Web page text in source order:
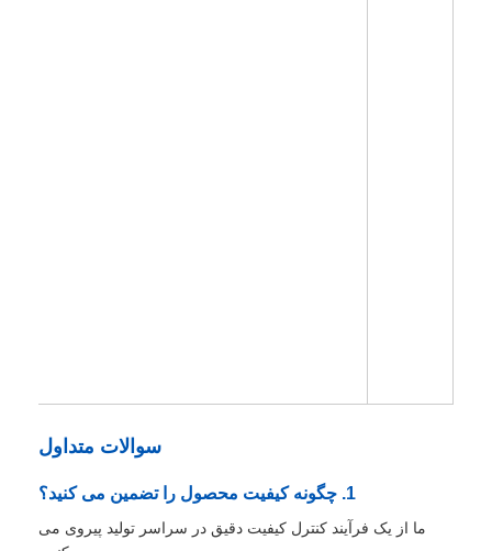
سوالات متداول
1. چگونه کیفیت محصول را تضمین می کنید؟
ما از یک فرآیند کنترل کیفیت دقیق در سراسر تولید پیروی می